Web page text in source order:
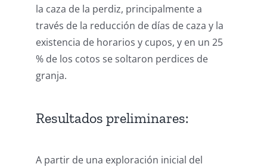
la caza de la perdiz, principalmente a
través de la reducción de días de caza y la
existencia de horarios y cupos, y en un 25
% de los cotos se soltaron perdices de
granja.
Resultados preliminares:
A partir de una exploración inicial del